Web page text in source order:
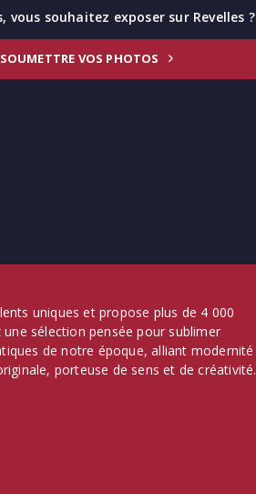
vous souhaitez exposer sur Revelles ?
SOUMETTRE VOS PHOTOS
uniques et propose plus de 4 000
sélection pensée pour sublimer
de notre époque, alliant modernité
porteuse de sens et de créativité.